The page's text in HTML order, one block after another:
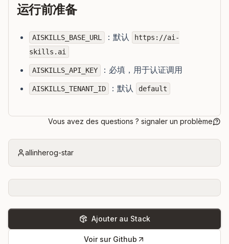
运行前准备
AISKILLS_BASE_URL ：默认
https://ai-
skills.ai
AISKILLS_API_KEY ：必填，用于认证调用
AISKILLS_TENANT_ID ：默认 default
Vous avez des questions ? signaler un problème
allinherog-star
Ajouter au Stack
Voir sur Github